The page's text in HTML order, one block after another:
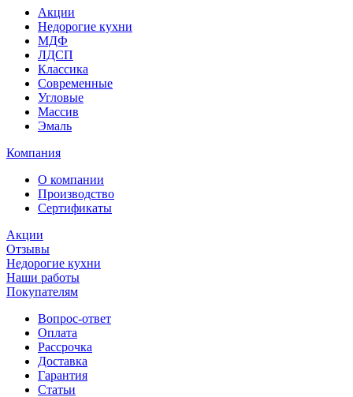
Акции
Недорогие кухни
МДФ
ЛДСП
Классика
Современные
Угловые
Массив
Эмаль
Компания
О компании
Производство
Сертификаты
Акции
Отзывы
Недорогие кухни
Наши работы
Покупателям
Вопрос-ответ
Оплата
Рассрочка
Доставка
Гарантия
Статьи